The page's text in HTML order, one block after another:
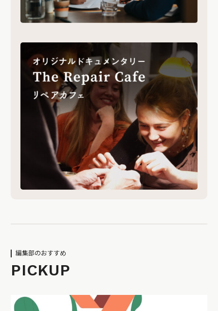
編集部のおすすめ
PICKUP